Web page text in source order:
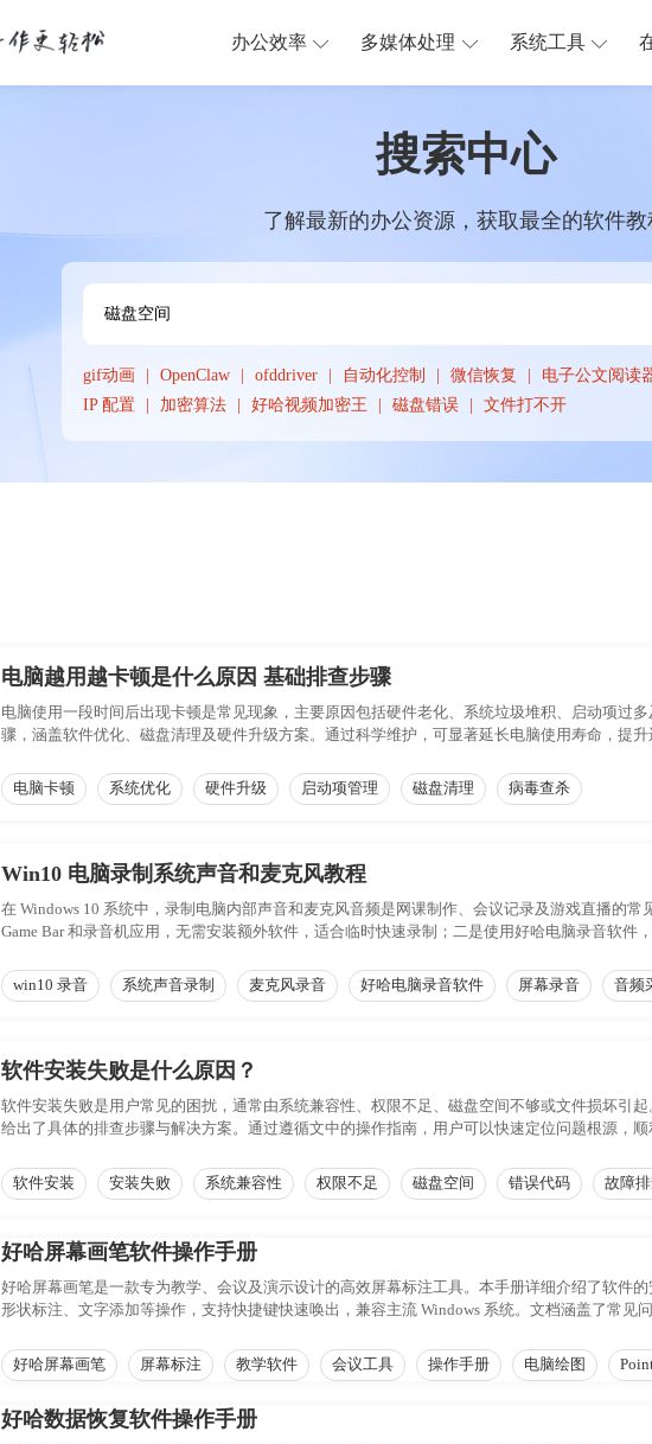
办公效率 多媒体处理 系统工具
搜索中心
了解最新的办公资源，获取最全的软件教
gif动画 OpenClaw ofddriver 自动化控制 微信恢复 电子公文阅读
IP 配置
加密算法 好哈视频加密王 磁盘错误 文件打不开
电脑越用越卡顿是什么原因 基础排查步骤
电脑使用一段时间后出现卡顿是常见现象，主要原因包括硬件老化、系统垃圾堆积、启动项过
骤，涵盖软件优化、磁盘清理及硬件升级方案。通过科学维护，可显著延长电脑使用寿命，提
电脑卡顿 系统优化 硬件升级 启动项管理 磁盘清理 病毒查杀
Win10 电脑录制系统声音和麦克风教程
在 Windows 10 系统中，录制电脑内部声音和麦克风音频是网课制作、会议记录及游戏直播的
Game Bar 和录音机应用，无需安装额外软件，适合临时快速录制；二是使用好哈电脑录音软
win10 录音
系统声音录制 麦克风录音 好哈电脑录音软件 屏幕录音 音频
软件安装失败是什么原因？
软件安装失败是用户常见的困扰，通常由系统兼容性、权限不足、磁盘空间不够或文件损坏引
给出了具体的排查步骤与解决方案。通过遵循文中的操作指南，用户可以快速定位问题根源，
软件安装 安装失败 系统兼容性 权限不足 磁盘空间 错误代码 故障
好哈屏幕画笔软件操作手册
好哈屏幕画笔是一款专为教学、会议及演示设计的高效屏幕标注工具。本手册详细介绍了软件
形状标注、文字添加等操作，支持快捷键快速唤出，兼容主流 Windows 系统。文档涵盖了常见
好哈屏幕画笔 屏幕标注 教学软件 会议工具 操作手册 电脑绘图
好哈数据恢复软件操作手册